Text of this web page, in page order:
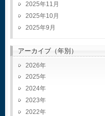
2025年11月
2025年10月
2025年9月
アーカイブ（年別）
2026
2025
2024
2023
2022